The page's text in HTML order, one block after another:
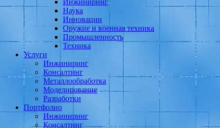
Инжиниринг
Наука
Инновации
Оружие и военная техника
Промышленность
Техника
Услуги
Инжиниринг
Консалтинг
Металлообработка
Моделирование
Разработки
Портфолио
Инжиниринг
Консалтинг